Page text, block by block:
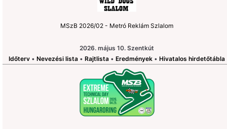
MSzB 2026/02 - Metró Reklám Szlalom
2026. május 10. Szentkút
Időterv • Nevezési lista • Rajtlista • Eredmények • Hivatalos hirdetőtábla